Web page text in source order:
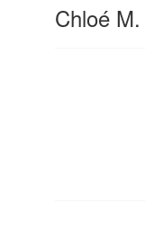
Chloé M.